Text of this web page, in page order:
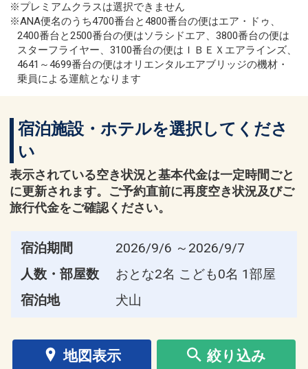
※プレミアムクラスは選択できません
※ANA便名のうち4700番台と4800番台の便はエア・ドゥ、
2400番台と2500番台の便はソラシドエア、3800番台の便は
スターフライヤー、3100番台の便はＩＢＥＸエアラインズ、
4641～4699番台の便はオリエンタルエアブリッジの機材・
乗員による運航となります
宿泊施設・ホテルを選択してくださ
い
表示されている空き状況と基本代金は一定時間ごと
に更新されます。ご予約直前に再度空き状況及びご
旅行代金をご確認ください。
宿泊期間
2026/9/6 ～2026/9/7
人数・部屋数
おとな2名 こども0名 1部屋
宿泊地
犬山
地図表示 絞り込み